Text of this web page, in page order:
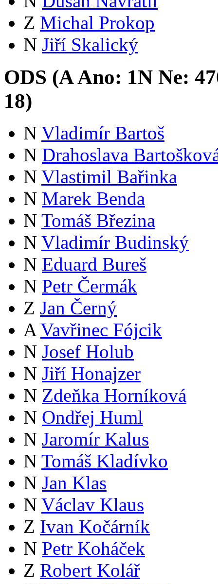
Z Michal Prokop
N Jiří Skalický
ODS (AAno: 1N Ne: 47
18)
N Vladimír Bartoš
N Drahoslava
N Vlastimil Bařinka
N Marek Benda
N Tomáš Březina
N Vladimír Budinský
N Eduard Bureš
N Petr Čermák
Z Jan Černý
A Vavřinec Fójcik
N Josef Holub
N Jiří Honajzer
N Zdeňka Horníková
N Ondřej Huml
N Jaromír Kalus
N Tomáš Kladívko
N Jan Klas
N Václav Klaus
Z Ivan Kočárník
N Petr Koháček
Z Robert Kolář